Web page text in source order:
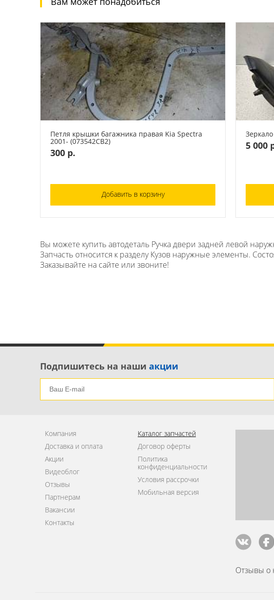
Петля крышки багажника правая Kia Spectra
2001- (073542СВ2)
300 р.
Добавить в корзину
5 000
Вы можете купить автодеталь Ручка двери задней левой
Запчасть относится к разделу Кузов наружные элементы.
Заказывайте на сайте или звоните!
Подпишитесь на наши акции
Компания
Доставка и оплата
Акции
Видеоблог
Отзывы
Партнерам
Вакансии
Контакты
Каталог запчастей
Договор оферты
Политика
конфиденциальности
Условия рассрочки
Мобильная версия
Отзывы о